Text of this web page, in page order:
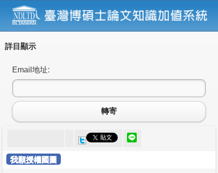
詳目顯示
Email地址:
轉寄
我願授權國圖